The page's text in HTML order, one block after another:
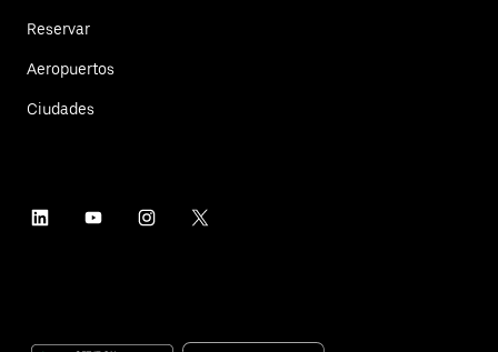
Reservar
Aeropuertos
Ciudades